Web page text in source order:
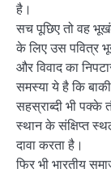
है।
सच पूछिए तो वह
के लिए उस पवित्र
और विवाद का
समस्या ये है कि
सहस्राब्दी भी पक्के
स्थान के संक्षिप्त
दावा करता है।
फिर भी भारतीय